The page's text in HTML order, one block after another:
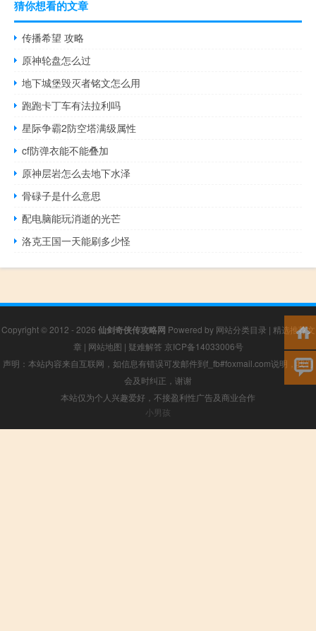
猜你想看的文章
传播希望 攻略
原神轮盘怎么过
地下城堡毁灭者铭文怎么用
跑跑卡丁车有法拉利吗
星际争霸2防空塔满级属性
cf防弹衣能不能叠加
原神层岩怎么去地下水泽
骨碌子是什么意思
配电脑能玩消逝的光芒
洛克王国一天能刷多少怪
Copyright © 2012 - 2026 仙剑奇侠传攻略网 Powered by 网站分类目录 | 精选推荐文
章 | 网站地图 | 疑难解答 京ICP备14033006号
声明：本站内容来自互联网，如信息有错误可发邮件到f_fb#foxmail.com说明，我们
会及时纠正，谢谢
本站仅为个人兴趣爱好，不接盈利性广告及商业合作
小男孩